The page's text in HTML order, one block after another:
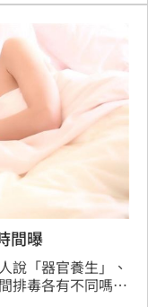
「活體肺葉移植手
間曝
說「器官養生」、
排毒各有不同嗎？